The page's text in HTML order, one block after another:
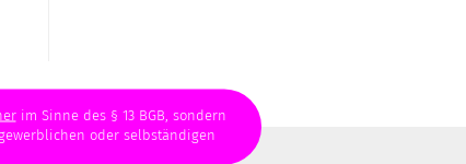
im Sinne des § 13 BGB, sondern
oder selbständigen